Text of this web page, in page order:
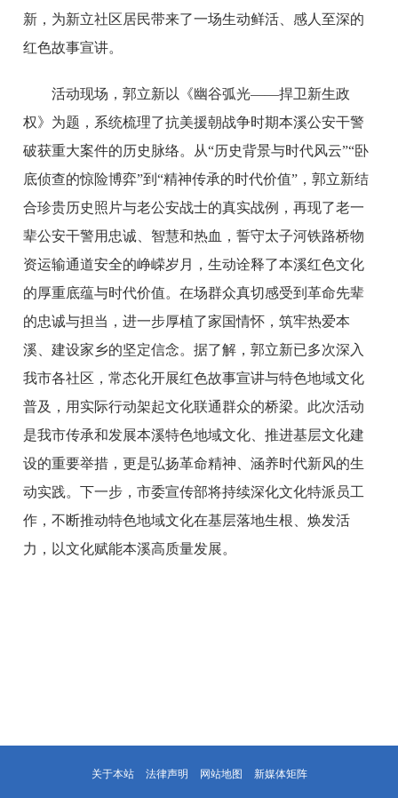
新，为新立社区居民带来了一场生动鲜活、感人至深的
红色故事宣讲。
活动现场，郭立新以《幽谷弧光——捍卫新生政
权》为题，系统梳理了抗美援朝战争时期本溪公安干警
破获重大案件的历史脉络。从“历史背景与时代风云”“卧
底侦查的惊险博弈”到“精神传承的时代价值”，郭立新结
合珍贵历史照片与老公安战士的真实战例，再现了老一
辈公安干警用忠诚、智慧和热血，誓守太子河铁路桥物
资运输通道安全的峥嵘岁月，生动诠释了本溪红色文化
的厚重底蕴与时代价值。在场群众真切感受到革命先辈
的忠诚与担当，进一步厚植了家国情怀，筑牢热爱本
溪、建设家乡的坚定信念。据了解，郭立新已多次深入
我市各社区，常态化开展红色故事宣讲与特色地域文化
普及，用实际行动架起文化联通群众的桥梁。此次活动
是我市传承和发展本溪特色地域文化、推进基层文化建
设的重要举措，更是弘扬革命精神、涵养时代新风的生
动实践。下一步，市委宣传部将持续深化文化特派员工
作，不断推动特色地域文化在基层落地生根、焕发活
力，以文化赋能本溪高质量发展。
关于本站 法律声明 网站地图 新媒体矩阵